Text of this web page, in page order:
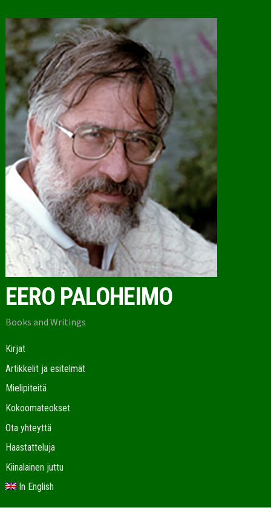
EERO PALOHEIMO
Books and Writings
Kirjat
Artikkelit ja esitelmät
Mielipiteitä
Kokoomateokset
Ota yhteyttä
Haastatteluja
Kiinalainen juttu
In English